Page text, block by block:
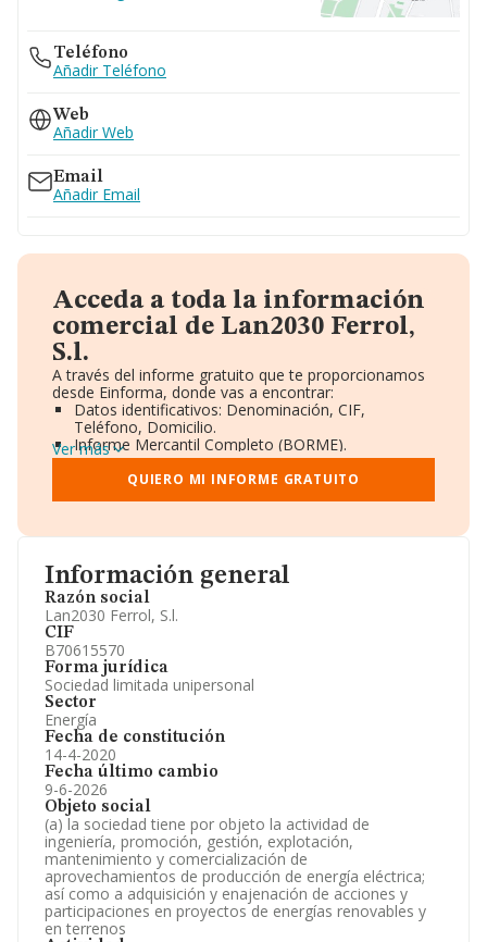
Información general
Razón social
Lan2030 Ferrol, S.l.
CIF
B70615570
Forma jurídica
Sociedad limitada unipersonal
Sector
Energía
Fecha de constitución
14-4-2020
Fecha último cambio
9-6-2026
Objeto social
(a) la sociedad tiene por objeto la actividad de
ingeniería, promoción, gestión, explotación,
mantenimiento y comercialización de
aprovechamientos de producción de energía eléctrica;
así como a adquisición y enajenación de acciones y
participaciones en proyectos de energías renovables y
en terrenos
Teléfono
Añadir Teléfono
Web
Añadir Web
Email
Añadir Email
Acceda a toda la información
comercial de Lan2030 Ferrol,
S.l.
A través del informe gratuito que te proporcionamos
desde Einforma, donde vas a encontrar:
Datos identificativos: Denominación, CIF,
Teléfono, Domicilio.
Informe Mercantil Completo (BORME).
Gráficos de Evolución Ventas y Empleados.
Consejo de Administración y Administradores.
Directivos y Ejecutivos.
Información oficial y registral complementaria.
Ver más
QUIERO MI INFORME GRATUITO